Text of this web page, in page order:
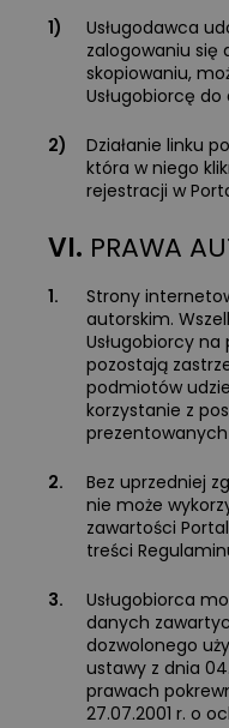
1)
Usługodawca
zalogowaniu się
skopiowaniu,
Usługobiorcę
2)
Działanie linku
która w niego
rejestracji w
VI. PRAWA
1.
Strony
autorskim.
Usługobiorcy
pozostają
podmiotów
korzystanie z
2.
Bez uprzedniej
nie może
zawartości
treści
3.
Usługobiorca
danych
dozwolonego
ustawy z dnia
prawach
27.07.2001 r. o